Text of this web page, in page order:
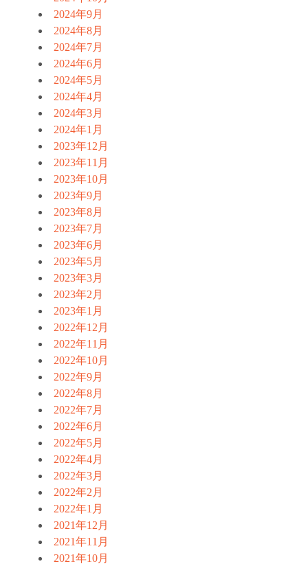
2024年9月
2024年8月
2024年7月
2024年6月
2024年5月
2024年4月
2024年3月
2024年1月
2023年12月
2023年11月
2023年10月
2023年9月
2023年8月
2023年7月
2023年6月
2023年5月
2023年3月
2023年2月
2023年1月
2022年12月
2022年11月
2022年10月
2022年9月
2022年8月
2022年7月
2022年6月
2022年5月
2022年4月
2022年3月
2022年2月
2022年1月
2021年12月
2021年11月
2021年10月